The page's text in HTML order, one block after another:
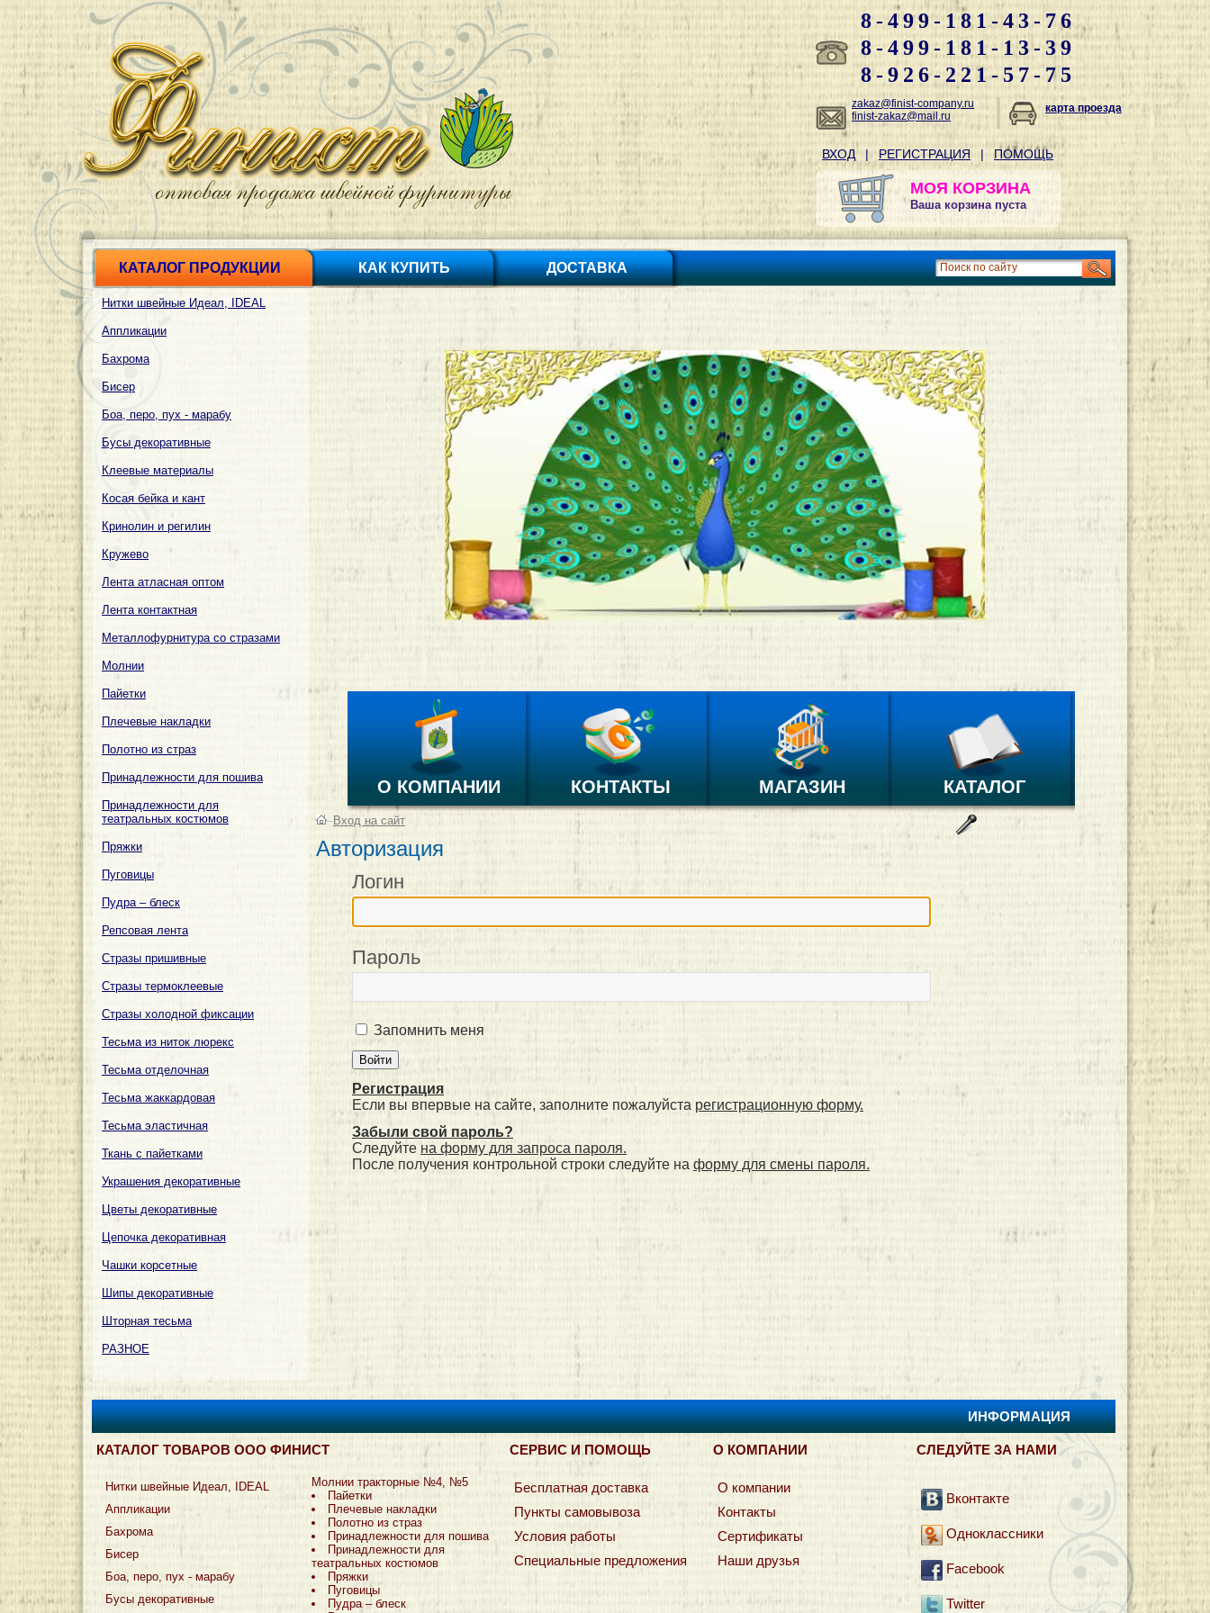
8-499-181-43-76
8-499-181-13-39
8-926-221-57-75
zakaz@finist-company.ru
finist-zakaz@mail.ru
карта проезда
ВХОД | РЕГИСТРАЦИЯ | ПОМОЩЬ
МОЯ КОРЗИНА
Ваша корзина пуста
КАТАЛОГ ПРОДУКЦИИ КАК КУПИТЬ ДОСТАВКА
Нитки швейные Идеал, IDEAL
Аппликации
Бахрома
Бисер
Боа, перо, пух - марабу
Бусы декоративные
Клеевые материалы
Косая бейка и кант
Кринолин и регилин
Кружево
Лента атласная оптом
Лента контактная
Металлофурнитура со стразами
Молнии
Пайетки
Плечевые накладки
Полотно из страз
Принадлежности для пошива
Принадлежности для
театральных костюмов
Пряжки
Пуговицы
Пудра – блеск
Репсовая лента
Стразы пришивные
Стразы термоклеевые
Стразы холодной фиксации
Тесьма из ниток люрекс
Тесьма отделочная
Тесьма жаккардовая
Тесьма эластичная
Ткань с пайетками
Украшения декоративные
Цветы декоративные
Цепочка декоративная
Чашки корсетные
Шипы декоративные
Шторная тесьма
РАЗНОЕ
О КОМПАНИИ КОНТАКТЫ МАГАЗИН КАТАЛОГ
–Вход на сайт
Авторизация
Логин
Пароль
Запомнить меня
Регистрация
Если вы впервые на сайте, заполните пожалуйста регистрационную форму.
Забыли свой пароль?
Следуйте на форму для запроса пароля.
После получения контрольной строки следуйте на форму для смены пароля.
ИНФОРМАЦИЯ
КАТАЛОГ ТОВАРОВ ООО ФИНИСТ СЕРВИС И ПОМОЩЬ О КОМПАНИИ СЛЕДУЙТЕ ЗА НАМИ
Нитки швейные Идеал, IDEAL
Аппликации
Бахрома
Бисер
Боа, перо, пух - марабу
Бусы декоративные
Молнии тракторные №4, №5
Пайетки
Плечевые накладки
Полотно из страз
Принадлежности для пошива
Принадлежности для
театральных костюмов
Пряжки
Пуговицы
Пудра – блеск
Бесплатная доставка
Пункты самовывоза
Условия работы
Специальные предложения
О компании
Контакты
Сертификаты
Наши друзья
Вконтакте
Одноклассники
Facebook
Twitter